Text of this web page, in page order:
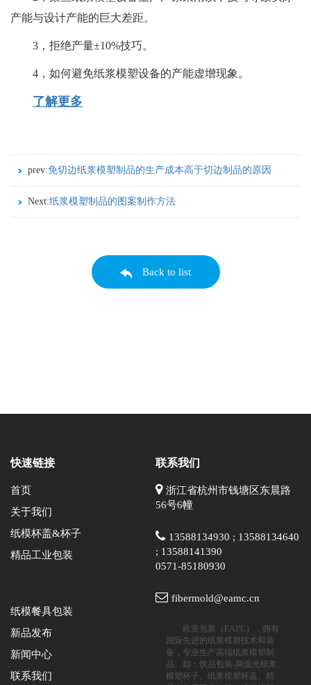
产能与设计产能的巨大差距。
3，拒绝产量±10%技巧。
4，如何避免纸浆模塑设备的产能虚增现象。
了解更多
prev:免切边纸浆模塑制品的生产成本高于切边制品的原因
分折
Next:纸浆模塑制品的图案制作方法
Back to list
快速链接
首页
关于我们
纸模杯盖&杯子
精品工业包装
纸模餐具包装
新品发布
新闻中心
联系我们
联系我们
浙江省杭州市钱塘区东晨路
56号6幢
13588134930 ; 13588134640
; 13588141390
0571-85180930
fibermold@eamc.cn
欧亚包装（EAPC），拥有
国际先进的纸浆模塑技术和装
备，专业生产高端纸浆模塑制
品。如：饮品包装-两面光纸浆
模塑杯子、纸浆模塑杯盖、精